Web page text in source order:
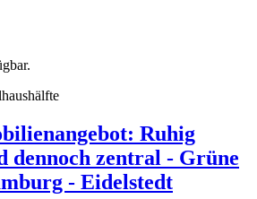
Ruhig
dennoch zentral - Grüne
- Eidelstedt